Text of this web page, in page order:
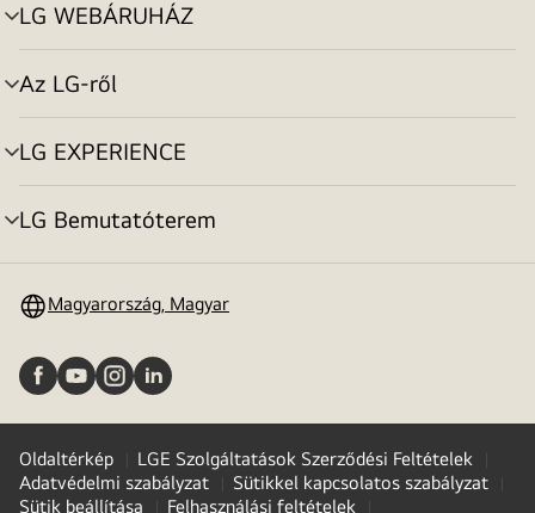
LG WEBÁRUHÁZ
menu
toggle
Az LG-ről
menu
toggle
LG EXPERIENCE
menu
toggle
LG Bemutatóterem
menu
Magyarország, Magyar
Oldaltérkép
LGE Szolgáltatások Szerződési Feltételek
Adatvédelmi szabályzat
Sütikkel kapcsolatos szabályzat
Sütik beállítása
Felhasználási feltételek